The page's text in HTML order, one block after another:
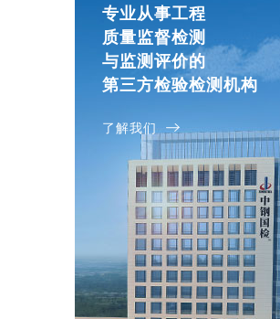
专业从事工程
质量监督检测
与监测评价的
第三方检验检测机构
了解我们